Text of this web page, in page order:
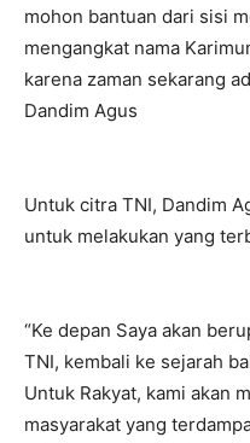
mohon bantuan dari sisi
mengangkat nama
karena zaman sekarang
Dandim Agus
Untuk citra TNI, Dandim
untuk melakukan yang
“Ke depan Saya akan
TNI, kembali ke sejarah
Untuk Rakyat, kami akan
masyarakat yang